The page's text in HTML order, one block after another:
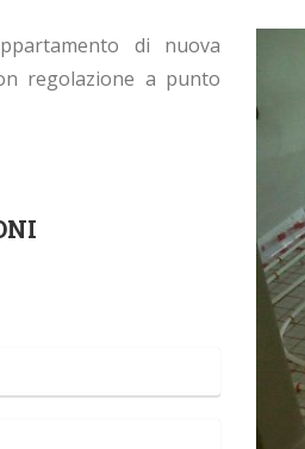
di nuova
regolazione a punto